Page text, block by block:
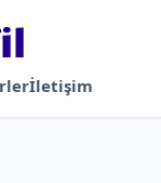
İletişim